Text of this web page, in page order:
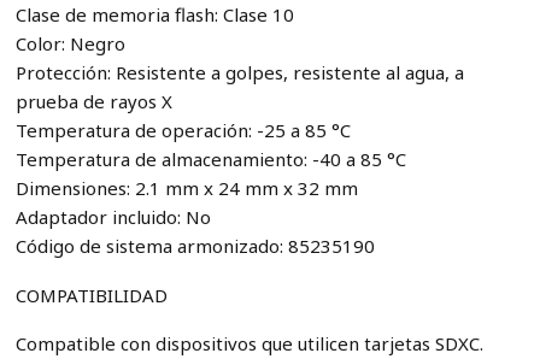
Clase de memoria flash: Clase 10
Color: Negro
Protección: Resistente a golpes, resistente al agua, a
prueba de rayos X
Temperatura de operación: -25 a 85 °C
Temperatura de almacenamiento: -40 a 85 °C
Dimensiones: 2.1 mm x 24 mm x 32 mm
Adaptador incluido: No
Código de sistema armonizado: 85235190
COMPATIBILIDAD
Compatible con dispositivos que utilicen tarjetas SDXC.